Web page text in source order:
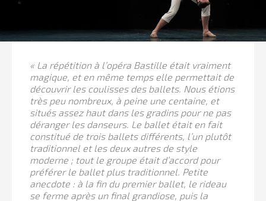
« La répétition à l’opéra Bastille était vraiment
magique, et en même temps elle permettait de
découvrir les coulisses des ballets. Nous étions
très peu nombreux, à peine une centaine, et
situés assez haut dans les gradins pour ne pas
déranger les danseurs. Le ballet était en fait
constitué de trois ballets différents, l’un plutôt
traditionnel et les deux autres de style
moderne ; tout le groupe était d’accord pour
préférer le ballet plus traditionnel. Petite
anecdote : à la fin du premier ballet, le rideau
se ferme après un final grandiose, puis la